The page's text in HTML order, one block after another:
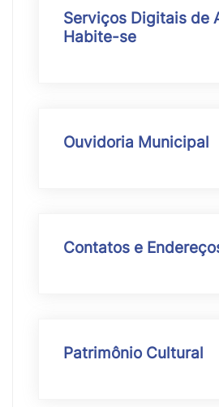
Serviços Digitais de
Habite-se
Ouvidoria Municipal
Contatos e
Patrimônio Cultural